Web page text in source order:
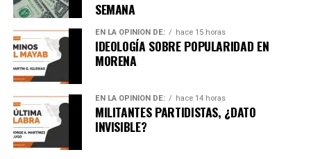
SEMANA
EN LA OPINIÓN DE: hace 15 horas
IDEOLOGÍA SOBRE POPULARIDAD EN
MORENA
EN LA OPINIÓN DE: hace 14 horas
MILITANTES PARTIDISTAS, ¿DATO
INVISIBLE?